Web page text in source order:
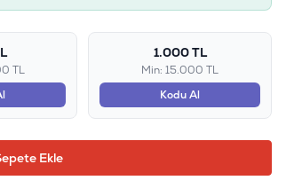
TL
1.000 TL
Min: 15.000 TL
Kodu Al
Ekle